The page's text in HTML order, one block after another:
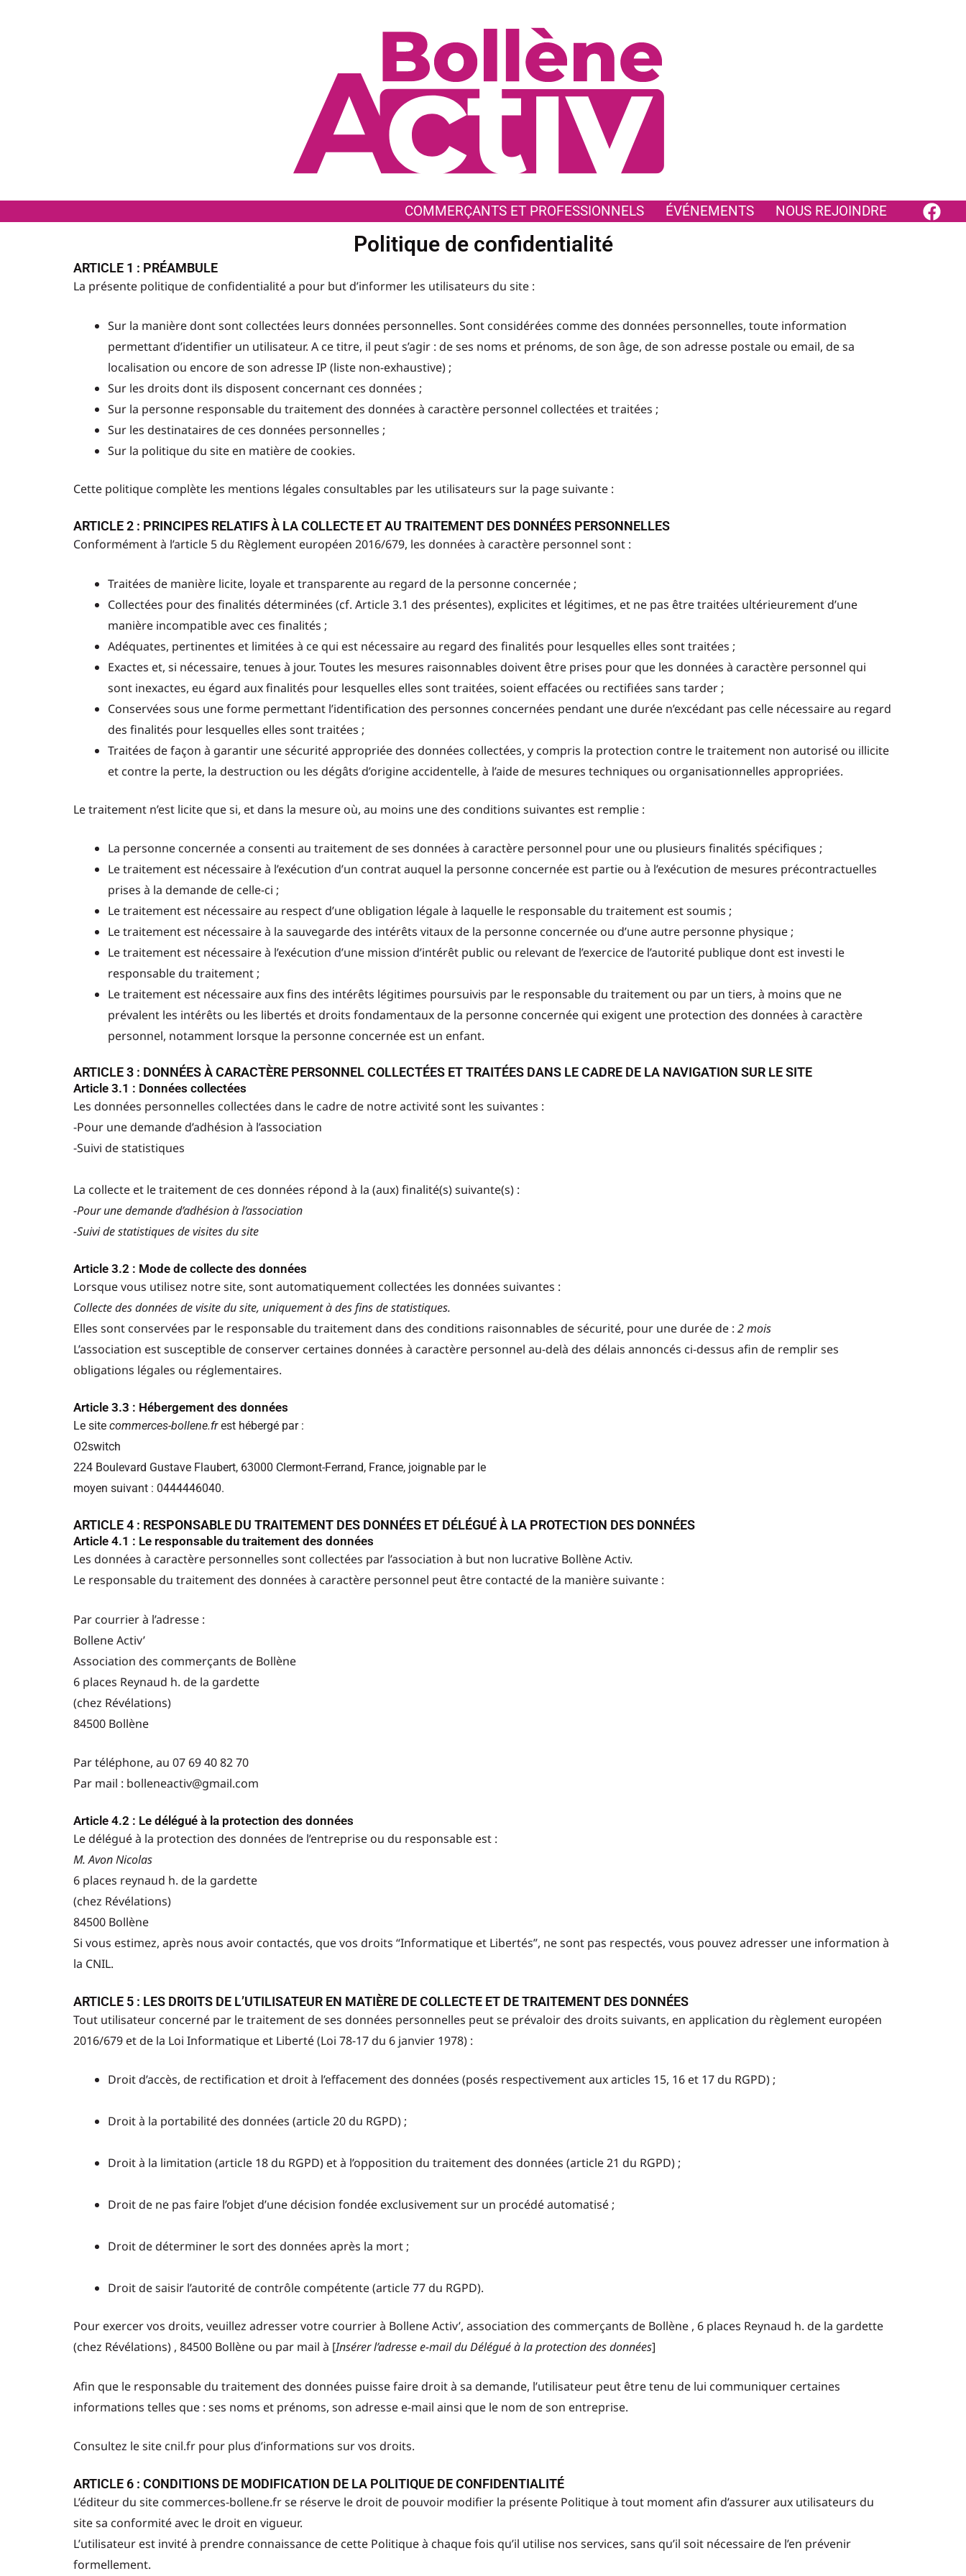
COMMERÇANTS ET PROFESSIONNELS ÉVÉNEMENTS NOUS REJOINDRE
Politique de confidentialité
ARTICLE 1 : PRÉAMBULE
La présente politique de confidentialité a pour but d’informer les utilisateurs du site :
Sur la manière dont sont collectées leurs données personnelles. Sont considérées comme des données personnelles, toute information
permettant d’identifier un utilisateur. A ce titre, il peut s’agir : de ses noms et prénoms, de son âge, de son adresse postale ou email, de sa
localisation ou encore de son adresse IP (liste non-exhaustive) ;
Sur les droits dont ils disposent concernant ces données ;
Sur la personne responsable du traitement des données à caractère personnel collectées et traitées ;
Sur les destinataires de ces données personnelles ;
Sur la politique du site en matière de cookies.
Cette politique complète les mentions légales consultables par les utilisateurs sur la page suivante :
ARTICLE 2 : PRINCIPES RELATIFS À LA COLLECTE ET AU TRAITEMENT DES DONNÉES PERSONNELLES
Conformément à l’article 5 du Règlement européen 2016/679, les données à caractère personnel sont :
Traitées de manière licite, loyale et transparente au regard de la personne concernée ;
Collectées pour des finalités déterminées (cf. Article 3.1 des présentes), explicites et légitimes, et ne pas être traitées ultérieurement d’une
manière incompatible avec ces finalités ;
Adéquates, pertinentes et limitées à ce qui est nécessaire au regard des finalités pour lesquelles elles sont traitées ;
Exactes et, si nécessaire, tenues à jour. Toutes les mesures raisonnables doivent être prises pour que les données à caractère personnel qui
sont inexactes, eu égard aux finalités pour lesquelles elles sont traitées, soient effacées ou rectifiées sans tarder ;
Conservées sous une forme permettant l’identification des personnes concernées pendant une durée n’excédant pas celle nécessaire au regard
des finalités pour lesquelles elles sont traitées ;
Traitées de façon à garantir une sécurité appropriée des données collectées, y compris la protection contre le traitement non autorisé ou illicite
et contre la perte, la destruction ou les dégâts d’origine accidentelle, à l’aide de mesures techniques ou organisationnelles appropriées.
Le traitement n’est licite que si, et dans la mesure où, au moins une des conditions suivantes est remplie :
La personne concernée a consenti au traitement de ses données à caractère personnel pour une ou plusieurs finalités spécifiques ;
Le traitement est nécessaire à l’exécution d’un contrat auquel la personne concernée est partie ou à l’exécution de mesures précontractuelles
prises à la demande de celle-ci ;
Le traitement est nécessaire au respect d’une obligation légale à laquelle le responsable du traitement est soumis ;
Le traitement est nécessaire à la sauvegarde des intérêts vitaux de la personne concernée ou d’une autre personne physique ;
Le traitement est nécessaire à l’exécution d’une mission d’intérêt public ou relevant de l’exercice de l’autorité publique dont est investi le
responsable du traitement ;
Le traitement est nécessaire aux fins des intérêts légitimes poursuivis par le responsable du traitement ou par un tiers, à moins que ne
prévalent les intérêts ou les libertés et droits fondamentaux de la personne concernée qui exigent une protection des données à caractère
personnel, notamment lorsque la personne concernée est un enfant.
ARTICLE 3 : DONNÉES À CARACTÈRE PERSONNEL COLLECTÉES ET TRAITÉES DANS LE CADRE DE LA NAVIGATION SUR LE SITE
Article 3.1 : Données collectées
Les données personnelles collectées dans le cadre de notre activité sont les suivantes :
-Pour une demande d’adhésion à l’association
-Suivi de statistiques
La collecte et le traitement de ces données répond à la (aux) finalité(s) suivante(s) :
-Pour une demande d’adhésion à l’association
-Suivi de statistiques de visites du site
Article 3.2 : Mode de collecte des données
Lorsque vous utilisez notre site, sont automatiquement collectées les données suivantes :
Collecte des données de visite du site, uniquement à des fins de statistiques.
Elles sont conservées par le responsable du traitement dans des conditions raisonnables de sécurité, pour une durée de : 2 mois
L’association est susceptible de conserver certaines données à caractère personnel au-delà des délais annoncés ci-dessus afin de remplir ses
obligations légales ou réglementaires.
Article 3.3 : Hébergement des données
Le site commerces-bollene.frest hébergé par :
O2switch
224 Boulevard Gustave Flaubert, 63000 Clermont-Ferrand, France, joignable par le
moyen suivant : 0444446040.
ARTICLE 4 : RESPONSABLE DU TRAITEMENT DES DONNÉES ET DÉLÉGUÉ À LA PROTECTION DES DONNÉES
Article 4.1 : Le responsable du traitement des données
Les données à caractère personnelles sont collectées par l’association à but non lucrative Bollène Activ.
Le responsable du traitement des données à caractère personnel peut être contacté de la manière suivante :
Par courrier à l’adresse :
Bollene Activ’
Association des commerçants de Bollène
6 places Reynaud h. de la gardette
(chez Révélations)
84500 Bollène
Par téléphone, au 07 69 40 82 70
Par mail : bolleneactiv@gmail.com
Article 4.2 : Le délégué à la protection des données
Le délégué à la protection des données de l’entreprise ou du responsable est :
M.Avon Nicolas
6 places reynaud h. de la gardette
(chez Révélations)
84500 Bollène
Si vous estimez, après nous avoir contactés, que vos droits “Informatique et Libertés”, ne sont pas respectés, vous pouvez adresser une information à
la CNIL.
ARTICLE 5 : LES DROITS DE L’UTILISATEUR EN MATIÈRE DE COLLECTE ET DE TRAITEMENT DES DONNÉES
Tout utilisateur concerné par le traitement de ses données personnelles peut se prévaloir des droits suivants, en application du règlement européen
2016/679 et de la Loi Informatique et Liberté (Loi 78-17 du 6 janvier 1978) :
Droit d’accès, de rectification et droit à l’effacement des données (posés respectivement aux articles 15, 16 et 17 du RGPD) ;
Droit à la portabilité des données (article 20 du RGPD) ;
Droit à la limitation (article 18 du RGPD) et à l’opposition du traitement des données (article 21 du RGPD) ;
Droit de ne pas faire l’objet d’une décision fondée exclusivement sur un procédé automatisé ;
Droit de déterminer le sort des données après la mort ;
Droit de saisir l’autorité de contrôle compétente (article 77 du RGPD).
Pour exercer vos droits, veuillez adresser votre courrier à Bollene Activ’, association des commerçants de Bollène , 6 places Reynaud h. de la gardette
(chez Révélations) , 84500 Bollène ou par mail à [Insérer l’adresse e-mail du Délégué à la protection des données]
Afin que le responsable du traitement des données puisse faire droit à sa demande, l’utilisateur peut être tenu de lui communiquer certaines
informations telles que : ses noms et prénoms, son adresse e-mail ainsi que le nom de son entreprise.
Consultez le site cnil.fr pour plus d’informations sur vos droits.
ARTICLE 6 : CONDITIONS DE MODIFICATION DE LA POLITIQUE DE CONFIDENTIALITÉ
L’éditeur du site commerces-bollene.fr se réserve le droit de pouvoir modifier la présente Politique à tout moment afin d’assurer aux utilisateurs du
site sa conformité avec le droit en vigueur.
L’utilisateur est invité à prendre connaissance de cette Politique à chaque fois qu’il utilise nos services, sans qu’il soit nécessaire de l’en prévenir
formellement.